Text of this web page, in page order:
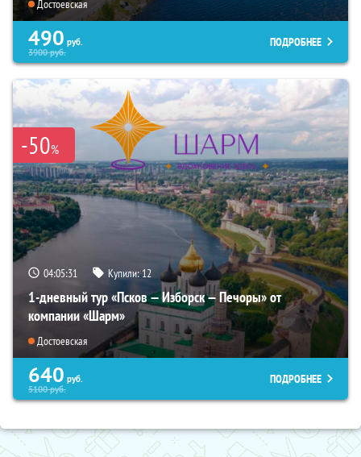
Достоевская
490 руб.
3900руб.
ПОДРОБНЕЕ
-50%
04:05:30 Купили:12
1-дневный тур «Псков — Изборск — Печоры» от
компании «Шарм»
Достоевская
640 руб.
5100руб.
ПОДРОБНЕЕ